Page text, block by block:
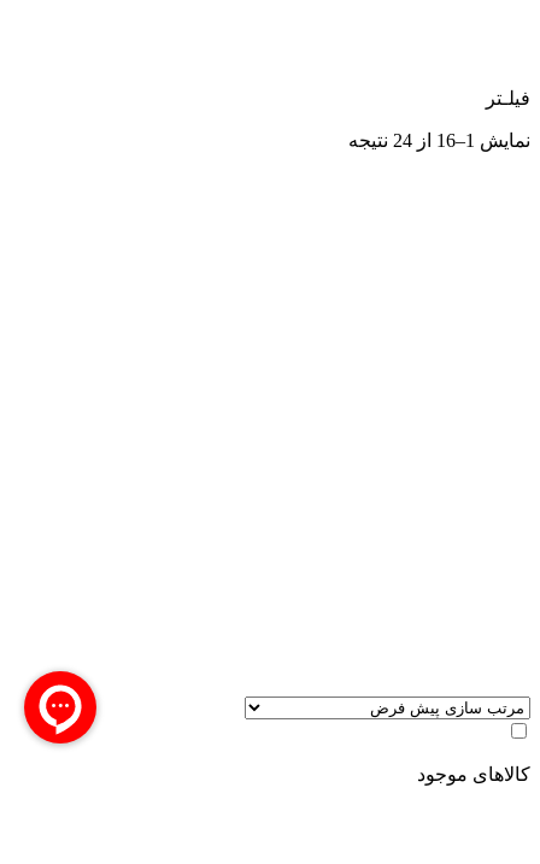
فیلـتر
نمایش 1–16 از 24 نتیجه
کالاهای موجود